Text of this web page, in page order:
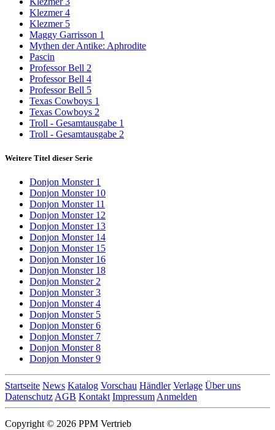
Klezmer 4
Klezmer 5
Maggy Garrisson 1
Mythen der Antike: Aphrodite
Pascin
Professor Bell 2
Professor Bell 4
Professor Bell 5
Texas Cowboys 1
Texas Cowboys 2
Troll - Gesamtausgabe 1
Troll - Gesamtausgabe 2
Weitere Titel dieser Serie
Donjon Monster 1
Donjon Monster 10
Donjon Monster 11
Donjon Monster 12
Donjon Monster 13
Donjon Monster 14
Donjon Monster 15
Donjon Monster 16
Donjon Monster 18
Donjon Monster 2
Donjon Monster 3
Donjon Monster 4
Donjon Monster 5
Donjon Monster 6
Donjon Monster 7
Donjon Monster 8
Donjon Monster 9
Startseite News Katalog Vorschau Händler Verlage Über uns
Datenschutz AGB Kontakt Impressum Anmelden
Copyright © 2026 PPM Vertrieb